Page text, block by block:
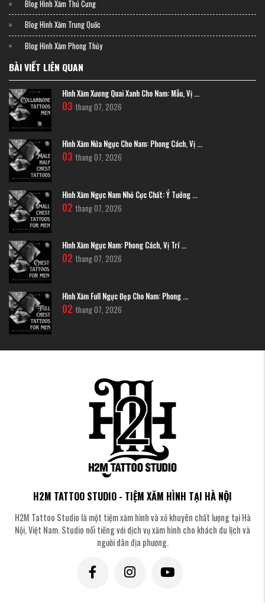
Blog Hình Xăm Thú Cưng
Blog Hình Xăm Trung Quốc
Blog Hình Xăm Phong Thủy
BÀI VIẾT LIÊN QUAN
Hình Xăm Xương Quai Xanh Cho Nam: Mẫu, Vị ...
03 thang 07, 2026
Hình Xăm Nửa Ngực Cho Nam: Phong Cách, Vị ...
03 thang 07, 2026
Hình Xăm Ngực Nam Nhỏ Cực Chất: Ý Tưởng ...
02 thang 07, 2026
Hình Xăm Ngực Nam: Phong Cách, Vị Trí ...
02 thang 07, 2026
Hình Xăm Full Ngực Đẹp Cho Nam: Phong ...
02 thang 07, 2026
H2M TATTOO STUDIO - TIỆM XĂM HÌNH TẠI HÀ NỘI
H2M Tattoo Studio là một tiệm xăm hình và xỏ khuyên chất lượng tại Hà
Nội, Việt Nam. Studio nổi tiếng với dịch vụ xăm hình cho khách du lịch và
người dân địa phương.